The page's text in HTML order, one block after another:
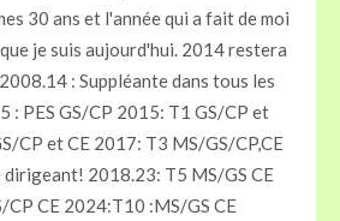
30 ans et l'année qui a fait de moi
je suis aujourd'hui. 2014 restera
: Suppléante dans tous les
: PES GS/CP 2015: T1 GS/CP et
CP et CE 2017: T3 MS/GS/CP,CE
dirigeant! 2018.23: T5 MS/GS CE
CP CE 2024:T10 :MS/GS CE